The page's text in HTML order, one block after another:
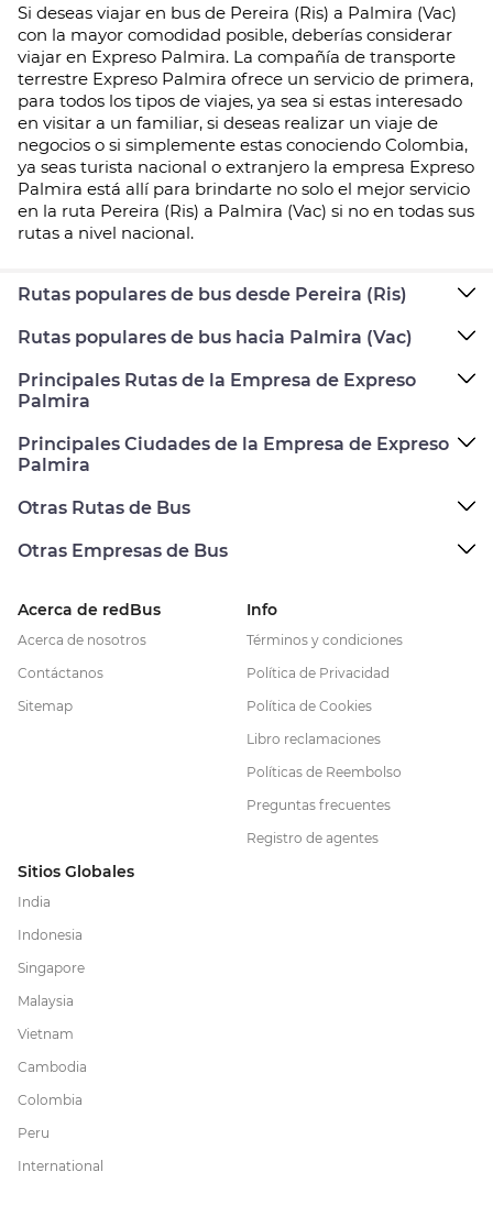
Si deseas viajar en bus de Pereira (Ris) a Palmira (Vac)
con la mayor comodidad posible, deberías considerar
viajar en Expreso Palmira. La compañía de transporte
terrestre Expreso Palmira ofrece un servicio de primera,
para todos los tipos de viajes, ya sea si estas interesado
en visitar a un familiar, si deseas realizar un viaje de
negocios o si simplemente estas conociendo Colombia,
ya seas turista nacional o extranjero la empresa Expreso
Palmira está allí para brindarte no solo el mejor servicio
en la ruta Pereira (Ris) a Palmira (Vac) si no en todas sus
rutas a nivel nacional.
Rutas populares de bus desde Pereira (Ris)
Rutas populares de bus hacia Palmira (Vac)
Principales Rutas de la Empresa de Expreso
Palmira
Principales Ciudades de la Empresa de Expreso
Palmira
Otras Rutas de Bus
Otras Empresas de Bus
Acerca de redBus
Acerca de nosotros
Contáctanos
Sitemap
Info
Términos y condiciones
Política de Privacidad
Política de Cookies
Libro reclamaciones
Políticas de Reembolso
Preguntas frecuentes
Registro de agentes
Sitios Globales
India
Indonesia
Singapore
Malaysia
Vietnam
Cambodia
Colombia
Peru
International